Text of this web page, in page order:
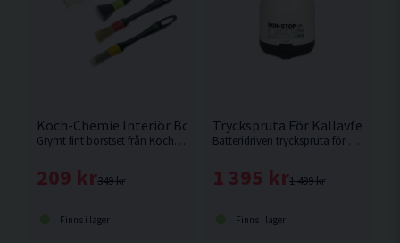
Koch-Chemie Interiör Borstset 3-Pack
Grymt fint borstset från Koch-Chemie med 3 olika borstar. Våra favoritborstar!
349 kr
209 kr
Finns i lager
Tryckspruta För
Batteridriven tryckspruta för kallavfettning och skumavfettning från Non-Stop.
1 499 kr
1 395 kr
Finns i lager